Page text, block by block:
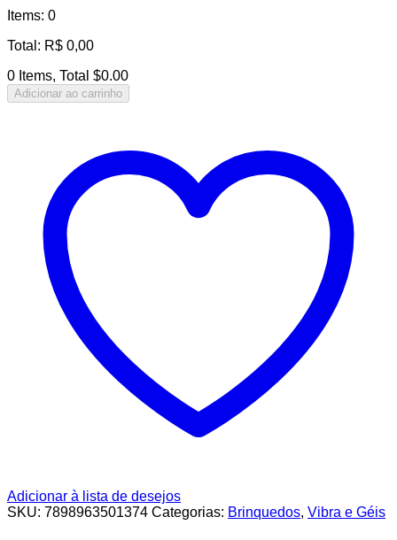
Items: 0
Total : R$ 0,00
0 Items, Total $0.00
Adicionar ao carrinho
Adicionar à lista de desejos
SKU: 7898963501374 Categorias: Brinquedos, Vibra e Géis